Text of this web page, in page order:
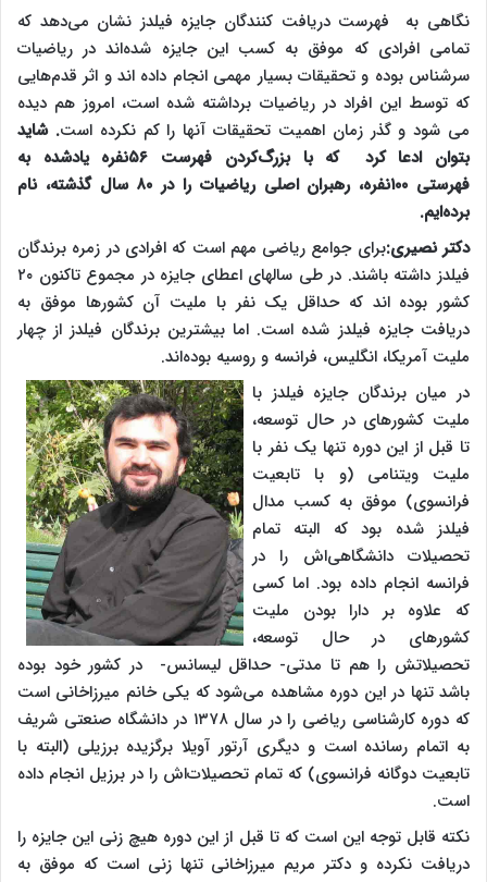
نگاهی به فهرست دریافت کنندگان جایزه فیلدز نشان می‌دهد که
تمامی افرادی که موفق به کسب این جایزه شده‌اند در ریاضیات
سرشناس بوده و تحقیقات بسیار مهمی انجام داده اند و اثر قدم‌هایی
که توسط این افراد در ریاضیات برداشته شده است، امروز هم دیده
می شود و گذر زمان اهمیت تحقیقات آنها را کم نکرده است. شاید
بتوان ادعا کرد که با بزرگ‌کردن فهرست ۵۶نفره یاد‌شده به
فهرستی ۱۰۰نفره، رهبران اصلی ریاضیات را در
۸۰ سال گذشته، نام
برده‌ایم.
دکتر نصیری:برای جوامع ریاضی‌ مهم است که افرادی در زمره برندگان
فیلدز داشته باشند. در طی سالهای اعطای جایزه در مجموع تاکنون ۲۰
کشور بوده اند که حداقل یک نفر با ملیت آن کشورها موفق به
دریافت جایزه فیلدز شده است. اما بیشترین برندگان فیلدز از چهار
ملیت آمریکا، انگلیس، فرانسه و روسیه بوده‌اند.
در میان برندگان جایزه فیلدز با
ملیت کشورهای در حال توسعه،
تا قبل از این دوره تنها یک نفر با
ملیت ویتنامی (و با تابعیت
فرانسوی) موفق به کسب مدال
فیلدز شده بود که البته تمام
تحصیلات دانشگاهی‌اش را در
فرانسه انجام داده بود. اما کسی
که علاوه بر دارا بودن ملیت
کشورهای در حال توسعه،
تحصیلاتش را هم تا مدتی- حداقل لیسانس- در کشور خود بوده
باشد تنها در این دوره مشاهده می‌شود که یکی خانم میرزاخانی است
که دوره کارشناسی ریاضی را در سال ۱۳۷۸ در دانشگاه صنعتی شریف
به اتمام رسانده است و دیگری آرتور آویلا برگزیده برزیلی (البته با
تابعیت دوگانه فرانسوی) که تمام تحصیلات‌اش را در برزیل انجام داده
است.
نکته قابل توجه این است که تا قبل از این دوره هیچ زنی این جایزه را
دریافت نکرده و دکتر مریم میرزاخانی تنها زنی است که موفق به